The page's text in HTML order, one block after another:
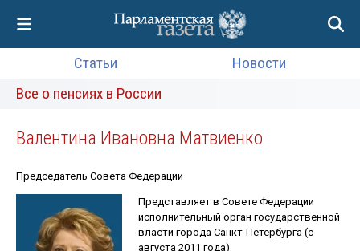
Статьи
Новости
Все о пенсиях в России
Валентина Ивановна Матвиенко
Председатель Совета Федерации
Представляет в Совете Федерации
исполнительный орган государственной
власти города Санкт-Петербурга (с
августа 2011 года).